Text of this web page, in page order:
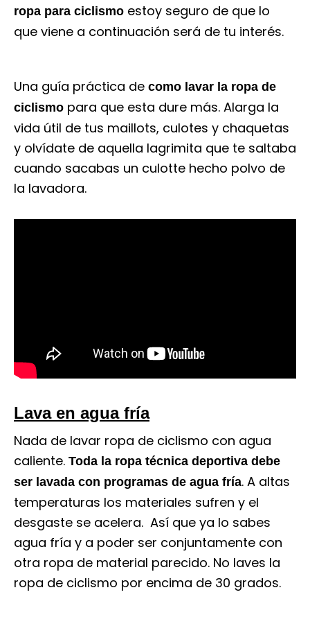
ropa para ciclismo estoy seguro de que lo
que viene a continuación será de tu interés.
Una guía práctica de como lavar la ropa de
ciclismo para que esta dure más. Alarga la
vida útil de tus maillots, culotes y chaquetas
y olvídate de aquella lagrimita que te saltaba
cuando sacabas un culotte hecho polvo de
la lavadora.
Lava en agua fría
Nada de lavar ropa de ciclismo con agua
caliente. Toda la ropa técnica deportiva debe
ser lavada con programas de agua fría. A altas
temperaturas los materiales sufren y el
desgaste se acelera. Así que ya lo sabes
agua fría y a poder ser conjuntamente con
otra ropa de material parecido. No laves la
ropa de ciclismo por encima de 30 grados.